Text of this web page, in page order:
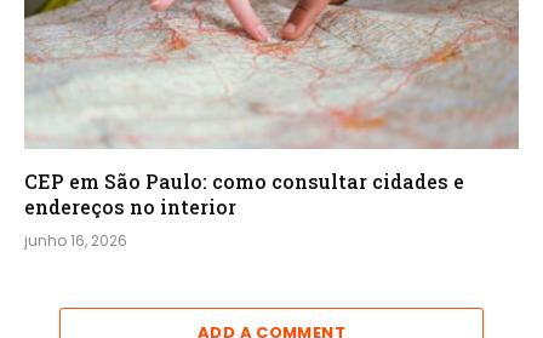
CEP em São Paulo: como consultar cidades e
endereços no interior
junho 16, 2026
ADD A COMMENT